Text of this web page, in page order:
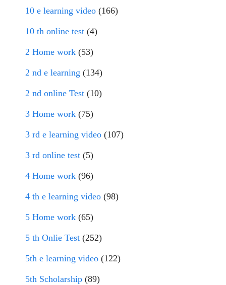
10 e learning video (166)
10 th online test (4)
2 Home work (53)
2 nd e learning (134)
2 nd online Test (10)
3 Home work (75)
3 rd e learning video (107)
3 rd online test (5)
4 Home work (96)
4 th e learning video (98)
5 Home work (65)
5 th Onlie Test (252)
5th e learning video (122)
5th Scholarship (89)